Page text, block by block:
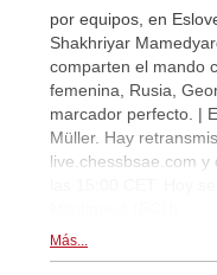
por equipos, en
Shakhriyar
comparten el mando
femenina, Rusia,
marcador perfecto. |
Müller. Hay
live.chessbsae.com
Más...